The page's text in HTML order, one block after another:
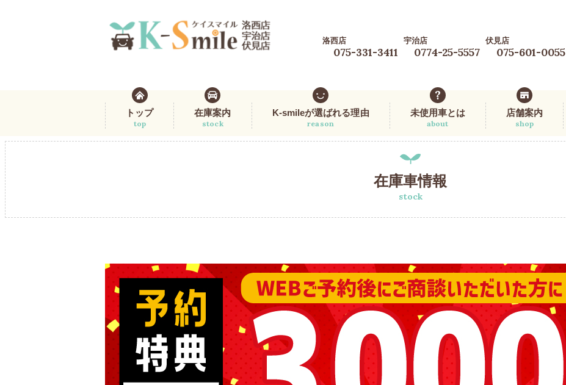
洛西店
075-331-3411
宇治店
0774-25-5557
伏見店
075-601-0055
トップ
top
在庫案内
stock
K-smileが選ばれる理由
reason
未使用車とは
about
店舗案内
shop
在庫車情報
stock